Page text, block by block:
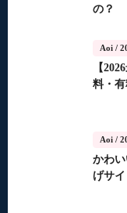
の？
Aoi/
【
料・
Aoi/
かわ
げサ